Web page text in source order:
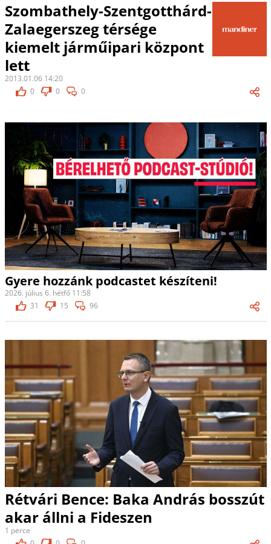
Szombathely-Szentgotthárd-
Zalaegerszeg térsége
kiemelt járműipari központ
lett
2013.01.06 14:20
0
0 0
Gyere hozzánk podcastet készíteni!
2026. július 6. hétfő 11:58
31
15 96
Rétvári Bence: Baka András bosszút
akar állni a Fideszen
1 perce